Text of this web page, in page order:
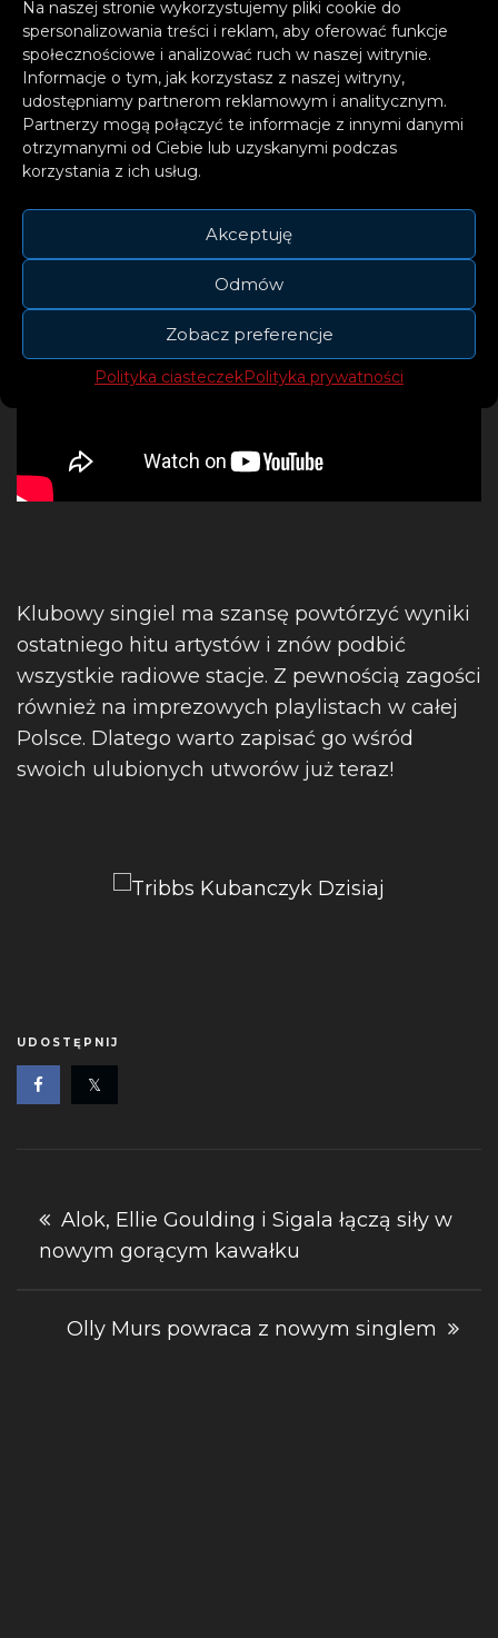
Na naszej stronie wykorzystujemy pliki cookie do
spersonalizowania treści i reklam, aby oferować funkcje
społecznościowe i analizować ruch w naszej witrynie.
Informacje o tym, jak korzystasz z naszej witryny,
udostępniamy partnerom reklamowym i analitycznym.
Partnerzy mogą połączyć te informacje z innymi danymi
otrzymanymi od Ciebie lub uzyskanymi podczas
korzystania z ich usług.
Akceptuję
Odmów
Zobacz preferencje
Polityka ciasteczekPolityka prywatności
Klubowy singiel ma szansę powtórzyć wyniki
ostatniego hitu artystów i znów podbić
wszystkie radiowe stacje. Z pewnością zagości
również na imprezowych playlistach w całej
Polsce. Dlatego warto zapisać go wśród
swoich ulubionych utworów już teraz!
UDOSTĘPNIJ
Nawigacja
wpisu
Alok, Ellie Goulding i Sigala łączą siły w
nowym gorącym kawałku
Olly Murs powraca z nowym singlem